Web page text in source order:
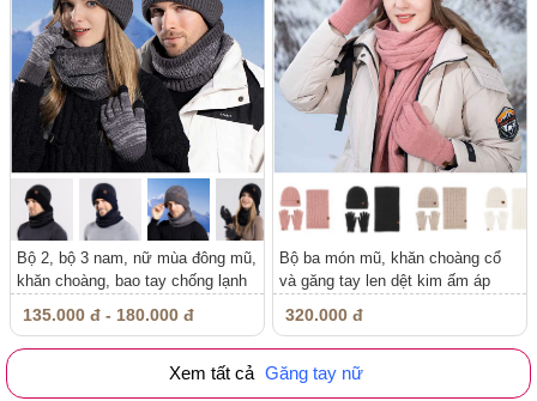
Bộ 2, bộ 3 nam, nữ mùa đông mũ,
khăn choàng, bao tay chống lạnh
135.000 đ - 180.000 đ
Bộ ba món mũ, khăn choàng cổ
và găng tay len dệt kim ấm áp
320.000 đ
Xem tất cả Găng tay nữ